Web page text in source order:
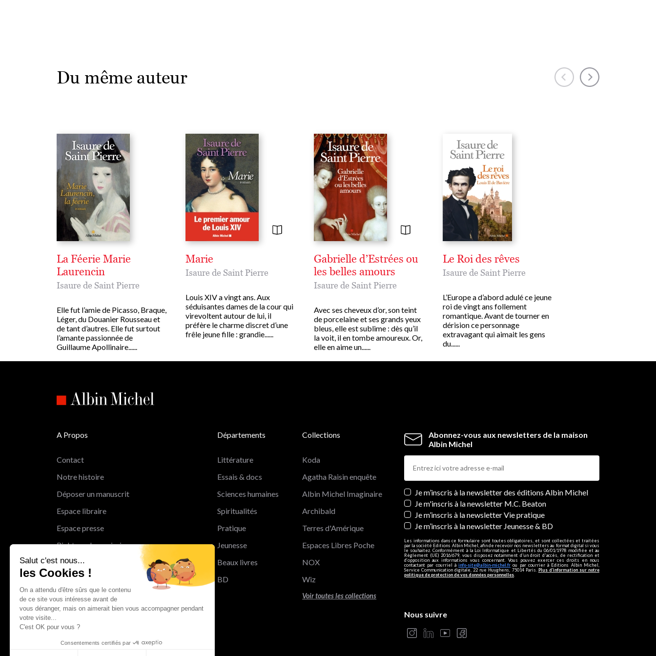
Salut c'est nous...
les Cookies !
On a attendu d'être sûrs que le contenu
de ce site vous intéresse avant de
vous déranger, mais on aimerait bien vous accompagner pendant
votre visite...
C'est OK pour vous ?
Consentements certifiés par
Du même auteur
La Féerie Marie
Laurencin
Isaure de Saint Pierre
Elle fut l’amie de Picasso, Braque,
Léger, du Douanier Rousseau et
de tant d’autres. Elle fut surtout
l’amante passionnée de
Guillaume Apollinaire......
Marie
Isaure de Saint Pierre
Louis XIV a vingt ans. Aux
séduisantes dames de la cour qui
virevoltent autour de lui, il
préfère le charme discret d’une
frêle jeune fille : grandie......
Gabrielle d’Estrées ou
les belles amours
Isaure de Saint Pierre
Avec ses cheveux d’or, son teint
de porcelaine et ses grands yeux
bleus, elle est sublime : dès qu’il
la voit, il en tombe amoureux. Or,
elle en aime un......
Le Roi des rêves
Isaure de Saint Pierre
L’Europe a d’abord adulé ce jeune
roi de vingt ans follement
romantique. Avant de tourner en
dérision ce personnage
extravagant qui aimait les gens
du......
Abonnez-vous aux newsletters de la maison
Albin Michel
Newsletters
Je m’inscris à la newsletter des éditions Albin Michel
Je m'inscris à la newsletter M.C. Beaton
Je m’inscris à la newsletter Vie pratique
Je m’inscris à la newsletter Jeunesse & BD
Les informations dans ce formulaire sont toutes obligatoires, et sont collectées et traitées
par la société Editions Albin Michel, afin de recevoir nos newsletters au format digital si vous
le souhaitez. Conformément à la Loi Informatique et Libertés du 06/01/1978 modifiée et au
Règlement (UE) 2016/679, vous disposez notamment d'un droit d'accès, de rectification et
d’opposition aux informations vous concernant. Vous pouvez exercer ces droits en nous
contactant par courriel àinfo-site@albin-michel.fr ou par courrier à Editions Albin Michel,
Service Communication digitale, 22 rue Huyghens, 75014 Paris. Plus d’information sur notre
politique de protection de vos données personnelles
A Propos
Contact
Notre histoire
Déposer un manuscrit
Espace libraire
Espace presse
Rights and permissions
Mentions légales
Cookies
Charte de protection des données
personnelles
Le Groupe Albin Michel
Les librairies du groupe Albin Michel
Départements
Littérature
Essais & docs
Sciences humaines
Spiritualités
Pratique
Jeunesse
Beaux livres
BD
Collections
Koda
Agatha Raisin enquête
Albin Michel Imaginaire
Archibald
Terres d'Amérique
Espaces Libres Poche
NOX
Wiz
Voir toutes les collections
Nous suivre